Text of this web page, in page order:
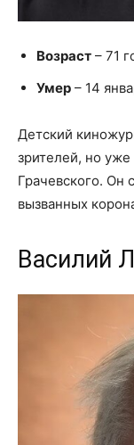
Возраст – 71
Умер – 14
Детский
зрителей, но уже
Грачевского. Он
вызванных
Василий